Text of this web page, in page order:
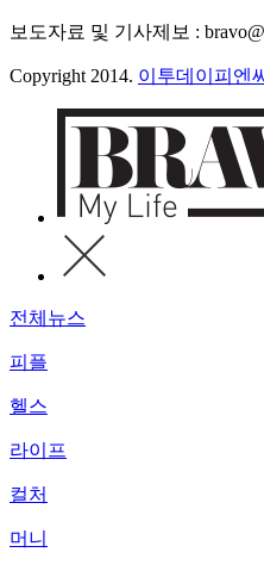
보도자료 및 기사제보 :
Copyright 2014. 이투데이피엔씨
전체뉴스
피플
헬스
라이프
컬처
머니